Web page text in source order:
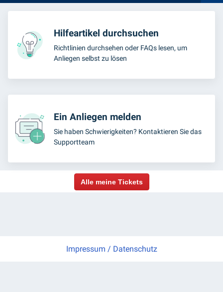
Hilfeartikel durchsuchen
Richtlinien durchsehen oder FAQs lesen, um
Anliegen selbst zu lösen
Ein Anliegen melden
Sie haben Schwierigkeiten? Kontaktieren Sie das
Supportteam
Alle meine Tickets
Impressum / Datenschutz